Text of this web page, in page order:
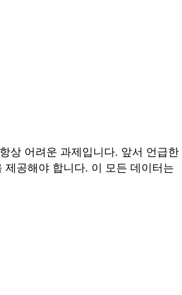
상 어려운 과제입니다. 앞서 언급한
공해야 합니다. 이 모든 데이터는